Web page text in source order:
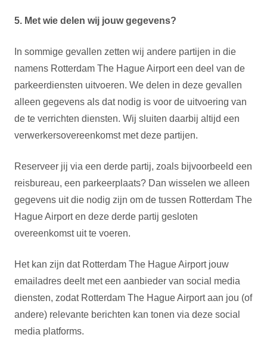
5. Met wie delen wij jouw gegevens?
In sommige gevallen zetten wij andere partijen in die
namens Rotterdam The Hague Airport een deel van de
parkeerdiensten uitvoeren. We delen in deze gevallen
alleen gegevens als dat nodig is voor de uitvoering van
de te verrichten diensten. Wij sluiten daarbij altijd een
verwerkersovereenkomst met deze partijen.
Reserveer jij via een derde partij, zoals bijvoorbeeld een
reisbureau, een parkeerplaats? Dan wisselen we alleen
gegevens uit die nodig zijn om de tussen Rotterdam The
Hague Airport en deze derde partij gesloten
overeenkomst uit te voeren.
Het kan zijn dat Rotterdam The Hague Airport jouw
emailadres deelt met een aanbieder van social media
diensten, zodat Rotterdam The Hague Airport aan jou (of
andere) relevante berichten kan tonen via deze social
media platforms.